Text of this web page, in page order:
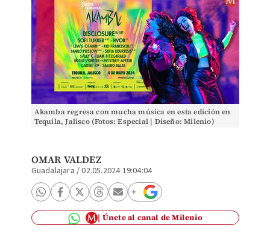
Akamba regresa con mucha música en esta edición en
Tequila, Jalisco (Fotos: Especial | Diseño: Milenio)
OMAR VALDEZ
Guadalajara /02.05.2024 19:04:04
Únete al canal de Milenio